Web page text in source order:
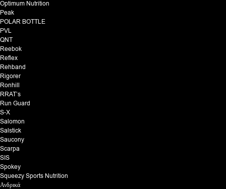
Optimum Nutrition
Peak
POLAR BOTTLE
PVL
QNT
Reebok
Reflex
Rehband
Rigorer
Ronhill
RRAT’s
Run Guard
S-X
Salomon
Salstick
Saucony
Scarpa
SIS
Spokey
Squeezy Sports Nutrition
Ανδρικά